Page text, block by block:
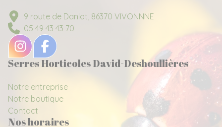
9 route de Danlot, 86370 VIVONNNE
05 49 43 43 70
Serres Horticoles David-Deshoullières
Notre entreprise
Notre boutique
Contact
Nos horaires